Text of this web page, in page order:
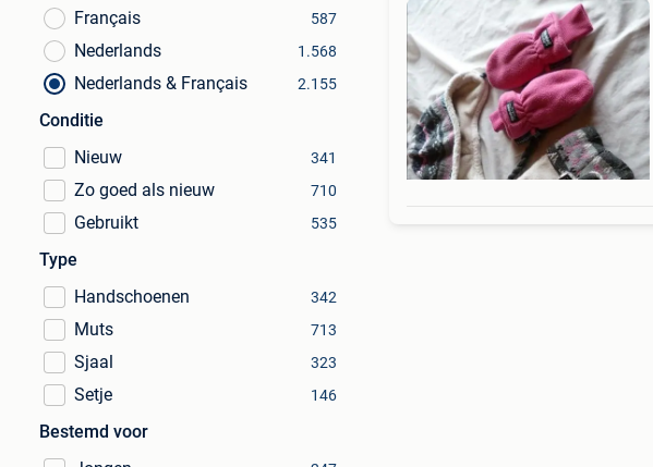
Français
587
Nederlands 1.568
Nederlands & Français 2.155
Conditie
Nieuw
341
Zo goed als nieuw 710
Gebruikt 535
Type
Handschoenen
342
Muts 713
Sjaal 323
Setje 146
Bestemd voor